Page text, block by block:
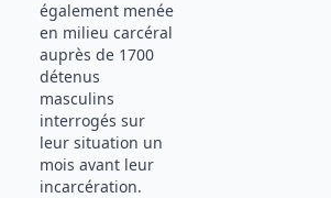
également menée
en milieu carcéral
auprès de 1700
détenus
masculins
interrogés sur
leur situation un
mois avant leur
incarcération.